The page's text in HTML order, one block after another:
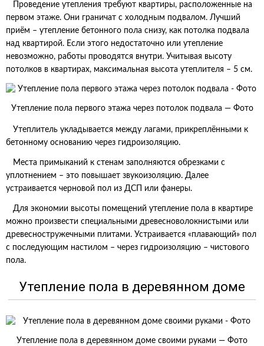
Проведение утепления требуют квартиры, расположенные на
первом этаже. Они граничат с холодным подвалом. Лучший
приём – утепление бетонного пола снизу, как потолка подвала
над квартирой. Если этого недостаточно или утепление
невозможно, работы проводятся внутри. Учитывая высоту
потолков в квартирах, максимальная высота утеплителя – 5 см.
Утепление пола первого этажа через потолок подвала — Фото
Утеплитель укладывается между лагами, прикреплёнными к
бетонному основанию через гидроизоляцию.
Места примыканий к стенам заполняются обрезками с
уплотнением – это повышает звукоизоляцию. Далее
устраивается черновой пол из ДСП или фанеры.
Для экономии высоты помещений утепление пола в квартире
можно произвести специальными древесноволокнистыми или
древесностружечными плитами. Устраивается «плавающий» пол
с последующим настилом – через гидроизоляцию – чистового
пола.
Утепление пола в деревянном доме
Утепление пола в деревянном доме своими руками — Фото